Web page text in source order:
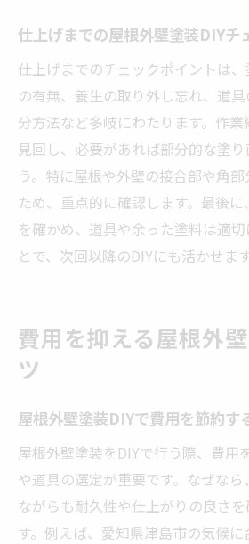
仕上げまでの屋根外壁塗装DIYチ
仕上げまでのチェックポイントは
の有無、養生の取り外し忘れ、道
分方法など多岐にわたります。作
見回し、必要があれば部分的な塗
う。特に屋根や外壁の接合部や角
ため、重点的に確認します。最後
を確かめ、道具や余った塗料は適
とで、次回以降のDIYにも活かせます
費用を抑える屋根外
ツ
屋根外壁塗装DIYで費用を節約す
屋根外壁塗装をDIYで行う際、費用
や道具の選定が重要です。なぜな
ながらも耐久性や仕上がりの良さ
す。例えば、愛知県津島市の気候